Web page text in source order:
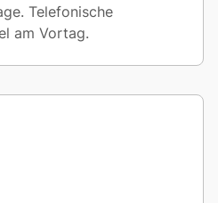
Telefonische
am Vortag.